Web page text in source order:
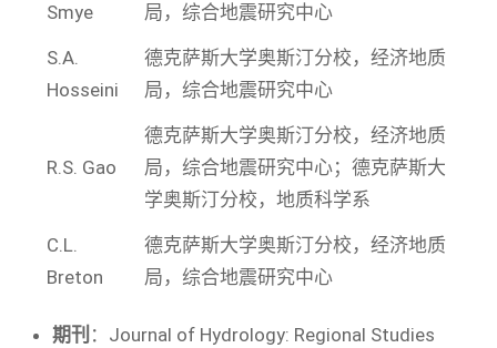
Smye
局，综合地震研究中心
S.A.
Hosseini
德克萨斯大学奥斯汀分校，经济地质
局，综合地震研究中心
R.S. Gao
德克萨斯大学奥斯汀分校，经济地质
局，综合地震研究中心；德克萨斯大
学奥斯汀分校，地质科学系
C.L.
Breton
德克萨斯大学奥斯汀分校，经济地质
局，综合地震研究中心
期刊 ：Journal of Hydrology: Regional Studies